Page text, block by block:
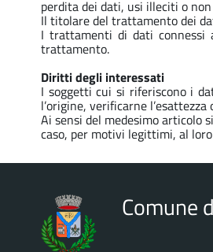
perdita dei dati, usi illeciti o
Il titolare del trattamento dei
I trattamenti di dati connessi
trattamento.
Diritti degli interessati
I soggetti cui si riferiscono i
l’origine, verificarne
Ai sensi del medesimo articolo
caso, per motivi legittimi, al
Comune